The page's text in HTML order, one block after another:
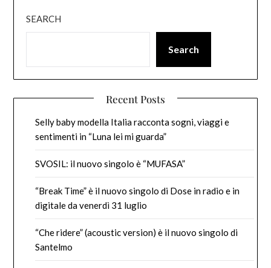
SEARCH
Search
Recent Posts
Selly baby modella Italia racconta sogni, viaggi e
sentimenti in “Luna lei mi guarda”
SVOSIL: il nuovo singolo è “MUFASA”
“Break Time” è il nuovo singolo di Dose in radio e in
digitale da venerdì 31 luglio
“Che ridere” (acoustic version) è il nuovo singolo di
Santelmo